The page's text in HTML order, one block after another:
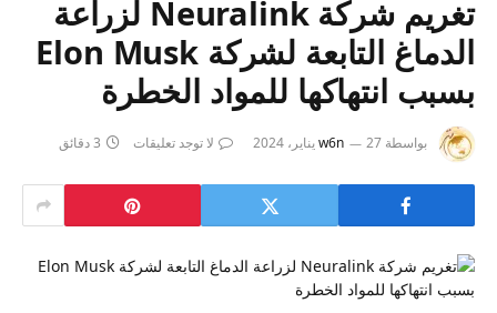
تغريم شركة Neuralink لزراعة
الدماغ التابعة لشركة Elon Musk
بسبب انتهاكها للمواد الخطرة
بواسطة w6n 27 يناير، 2024 لا توجد تعليقات 3 دقائق